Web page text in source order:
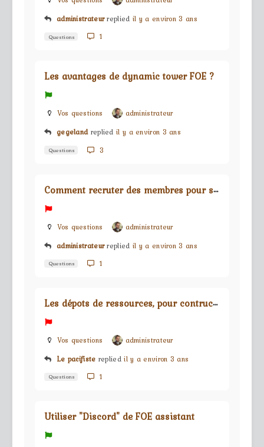
administrateur replied il y a environ 3 ans
Questions 1
Les avantages de dynamic tower FOE ?
Vos questions
administrateur
gegeland repliedil y a environ 3 ans
Questions 3
C
omment recruter des membres pour sa guilde ?
Vos questions
administrateur
administrateur replied il y a environ 3 ans
Questions 1
L
es dépots de ressources, pour contructions des bâtiments
Vos questions
administrateur
Le pacifiste repliedil y a environ 3 ans
Questions 1
Utiliser "Discord" de FOE assistant